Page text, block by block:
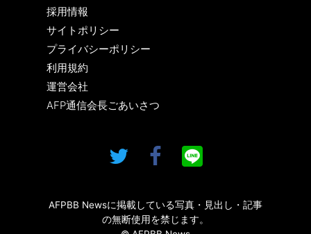
採用情報
サイトポリシー
プライバシーポリシー
利用規約
運営会社
AFP通信会長ごあいさつ
AFPBB Newsに掲載している写真・見出し・記事
の無断使用を禁じます。